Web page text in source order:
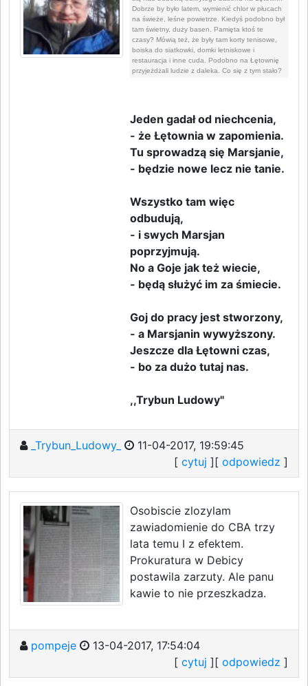
Dobrze by było latem, wymienić chlor w płucach
na świeże, leśne powietrze. Kiedyś podobno był
tam świetny, duży basen. Pamięta ktoś te
czasy? Mówią też, że były tam korty tenisowe,
boiska do siatkowki, domki letniskowe i
restauracja i inne cuda. Podobno na Łętownię
przyjeżdżali ludzie z daleka. Co się z tym stało?
Jeden gadał od niechcenia,
- że Łętownia w zapomienia.
Tu sprowadzą się Marsjanie,
- będzie nowe lecz nie tanie.
Wszystko tam więc
odbudują,
- i swych Marsjan
poprzyjmują.
No a Goje jak też wiecie,
- będą służyć im za śmiecie.
Goj do pracy jest stworzony,
- a Marsjanin wywyższony.
Jeszcze dla Łętowni czas,
- bo za dużo tutaj nas.
,,Trybun Ludowy"
_Trybun_Ludowy_
11-04-2017, 19:59:45
[ cytuj ][ odpowiedz ]
Osobiscie zlozylam
zawiadomienie do CBA trzy
lata temu I z efektem.
Prokuratura w Debicy
postawila zarzuty. Ale panu
kawie to nie przeszkadza.
pompeje
13-04-2017, 17:54:04
[ cytuj ][ odpowiedz ]